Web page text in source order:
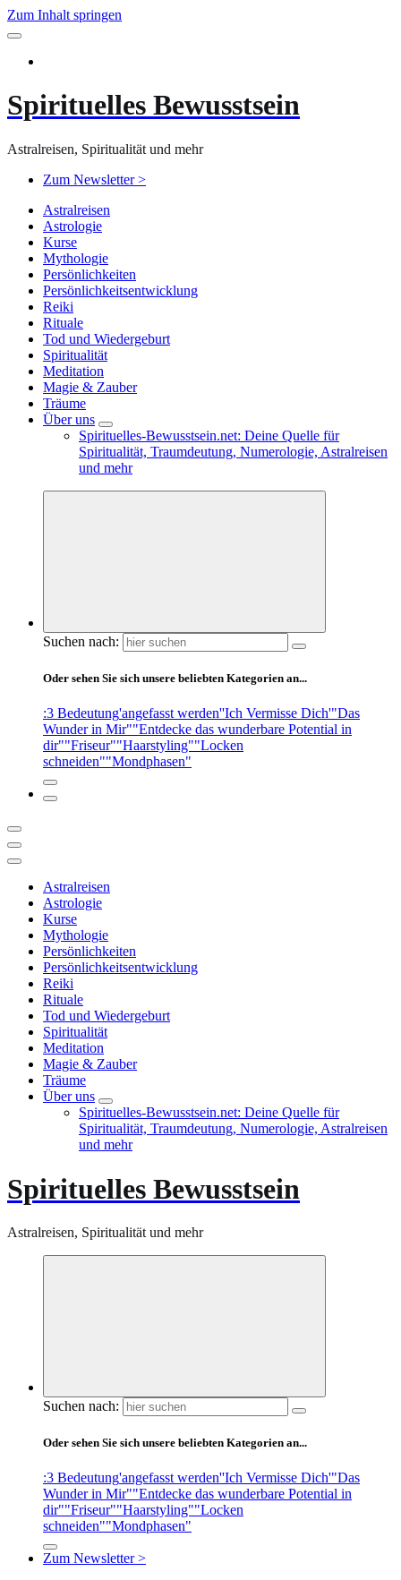
Zum Inhalt springen
Spirituelles Bewusstsein
Astralreisen, Spiritualität und mehr
Zum Newsletter >
Astralreisen
Astrologie
Kurse
Mythologie
Persönlichkeiten
Persönlichkeitsentwicklung
Reiki
Rituale
Tod und Wiedergeburt
Spiritualität
Meditation
Magie & Zauber
Träume
Über uns
Spirituelles-Bewusstsein.net: Deine Quelle für
Spiritualität, Traumdeutung, Numerologie, Astralreisen
und mehr
Suchen nach:
Oder sehen Sie sich unsere beliebten Kategorien an...
:3 Bedeutung'angefasst werden''Ich Vermisse Dich'"Das
Wunder in Mir""Entdecke das wunderbare Potential in
dir""Friseur""Haarstyling""Locken
schneiden""Mondphasen"
Astralreisen
Astrologie
Kurse
Mythologie
Persönlichkeiten
Persönlichkeitsentwicklung
Reiki
Rituale
Tod und Wiedergeburt
Spiritualität
Meditation
Magie & Zauber
Träume
Über uns
Spirituelles-Bewusstsein.net: Deine Quelle für
Spiritualität, Traumdeutung, Numerologie, Astralreisen
und mehr
Spirituelles Bewusstsein
Astralreisen, Spiritualität und mehr
Suchen nach:
Oder sehen Sie sich unsere beliebten Kategorien an...
:3 Bedeutung'angefasst werden''Ich Vermisse Dich'"Das
Wunder in Mir""Entdecke das wunderbare Potential in
dir""Friseur""Haarstyling""Locken
schneiden""Mondphasen"
Zum Newsletter >